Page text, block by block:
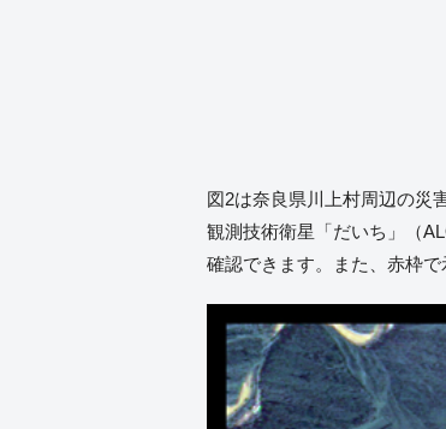
図2は奈良県川上村周辺の災
観測技術衛星「だいち」（
確認できます。また、赤枠